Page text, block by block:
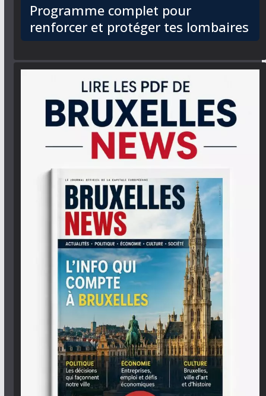
Programme complet pour
renforcer et protéger tes lombaires